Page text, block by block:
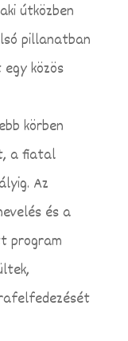
útközben
pillanatban
közös
körben
a fiatal
Az
és a
program